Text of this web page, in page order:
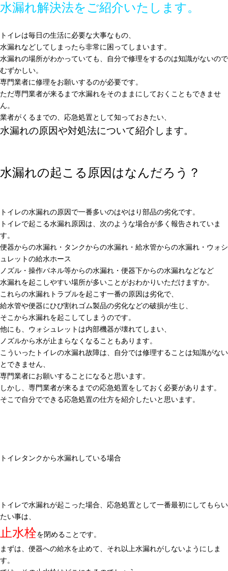
水漏れ解決法をご紹介いたします。
トイレは毎日の生活に必要な大事なもの、
水漏れなどしてしまったら非常に困ってしまいます。
水漏れの場所がわかっていても、自分で修理をするのは知識がないので
むずかしい。
専門業者に修理をお願いするのが必要です。
ただ専門業者が来るまで水漏れをそのままにしておくこともできませ
ん。
業者がくるまでの、応急処置として知っておきたい、
水漏れの原因や対処法について紹介します。
水漏れの起こる原因はなんだろう？
トイレの水漏れの原因で一番多いのはやはり部品の劣化です。
トイレで起こる水漏れ原因は、次のような場合が多く報告されていま
す。
便器からの水漏れ・タンクからの水漏れ・給水管からの水漏れ・ウォシ
ュレットの給水ホース
ノズル・操作パネル等からの水漏れ・便器下からの水漏れなどなど
水漏れを起こしやすい場所が多いことがおわかりいただけますか。
これらの水漏れトラブルを起こす一番の原因は劣化で、
給水管や便器にひび割れゴム製品の劣化などの破損が生じ、
そこから水漏れを起こしてしまうのです。
他にも、ウォシュレットは内部機器が壊れてしまい、
ノズルから水が止まらなくなることもあります。
こういったトイレの水漏れ故障は、自分では修理することは知識がない
とできません、
専門業者にお願いすることになると思います。
しかし、専門業者が来るまでの応急処置をしておく必要があります。
そこで自分でできる応急処置の仕方を紹介したいと思います。
トイレタンクから水漏れしている場合
トイレで水漏れが起こった場合、応急処置として一番最初にしてもらい
たい事は、
止水栓を閉めることです。
まずは、便器への給水を止めて、それ以上水漏れがしないようにしま
す。